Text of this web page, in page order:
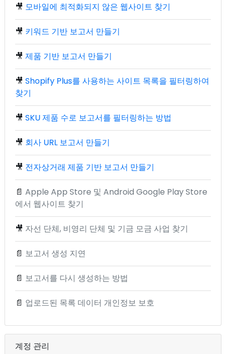
🎥 모바일에 최적화되지 않은 웹사이트 찾기
🎥 키워드 기반 보고서 만들기
🎥 제품 기반 보고서 만들기
🎥 Shopify Plus를 사용하는 사이트 목록을 필터링하여
찾기
🎥 SKU 제품 수로 보고서를 필터링하는 방법
🎥 회사 URL 보고서 만들기
🎥 전자상거래 제품 기반 보고서 만들기
📄 Apple App Store 및 Android Google Play Store
에서 웹사이트 찾기
🎥 자선 단체, 비영리 단체 및 기금 모금 사업 찾기
📄 보고서 생성 지연
📄 보고서를 다시 생성하는 방법
📄 업로드된 목록 데이터 개인정보 보호
계정 관리